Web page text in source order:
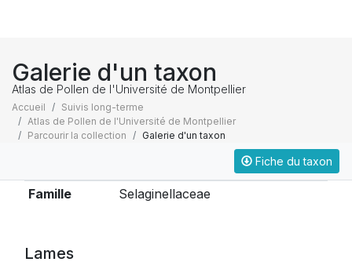
Galerie d'un taxon
Atlas de Pollen de l'Université de Montpellier
Accueil
Suivis long-terme
Atlas de Pollen de l'Université de Montpellier
Parcourir la collection
Galerie d'un taxon
Fiche du taxon
Famille Selaginellaceae
Lames